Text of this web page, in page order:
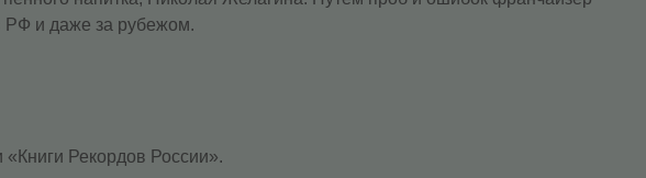
РФ и даже за рубежом.
Рекордов России».